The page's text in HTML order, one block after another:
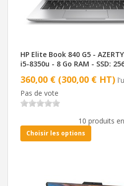
HP Elite Book 840 G5 -
i5-8350u - 8 Go RAM - SSD:
360,00 € (300,00 € HT)
Pas de vote
10 produits
Choisir les options